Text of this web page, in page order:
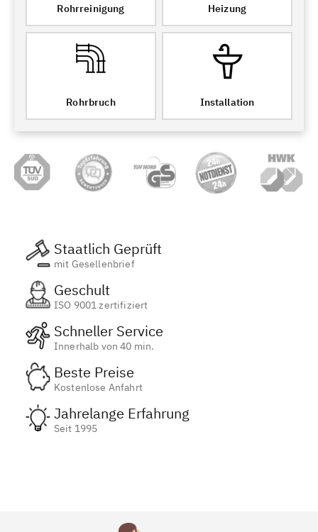
Rohrreinigung Heizung
Rohrbruch Installation
Staatlich Geprüft
mit Gesellenbrief
Geschult
ISO 9001 zertifiziert
Schneller Service
Innerhalb von 40 min.
Beste Preise
Kostenlose Anfahrt
Jahrelange Erfahrung
Seit 1995